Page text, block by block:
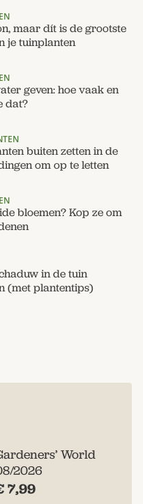
maar dít is de grootste
je tuinplanten
geven: hoe vaak en
dat?
buiten zetten in de
om op te letten
bloemen? Kop ze om
in de tuin
(met plantentips)
World
2026
7,99